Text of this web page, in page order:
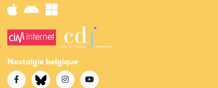
Nostalgie belgique